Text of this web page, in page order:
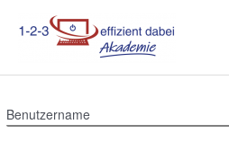
Inhalt
Benutzername